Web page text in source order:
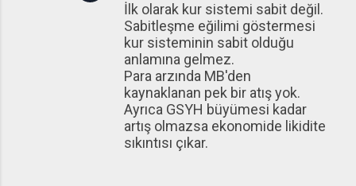
İlk olarak kur sistemi sabit değil.
Sabitleşme eğilimi göstermesi
kur sisteminin sabit olduğu
anlamına gelmez.
Para arzında MB'den
kaynaklanan pek bir atış yok.
Ayrıca GSYH büyümesi kadar
artış olmazsa ekonomide likidite
sıkıntısı çıkar.